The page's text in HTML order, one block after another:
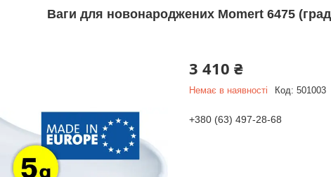
Ваги для новонароджених Momert 6475
3 410 ₴
Немає в наявності Код: 501003
+380 (63) 497-28-68